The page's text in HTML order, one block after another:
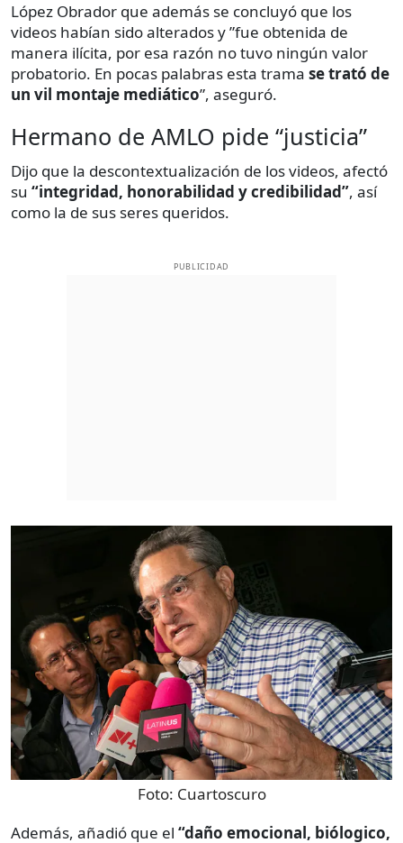
López Obrador que además se concluyó que los
videos habían sido alterados y ”fue obtenida de
manera ilícita, por esa razón no tuvo ningún valor
probatorio. En pocas palabras esta trama se trató de
un vil montaje mediático”, aseguró.
Hermano de AMLO pide “justicia”
Dijo que la descontextualización de los videos, afectó
su “integridad, honorabilidad y credibilidad”, así
como la de sus seres queridos.
PUBLICIDAD
Foto: Cuartoscuro
Además, añadió que el “daño emocional, biólogico,